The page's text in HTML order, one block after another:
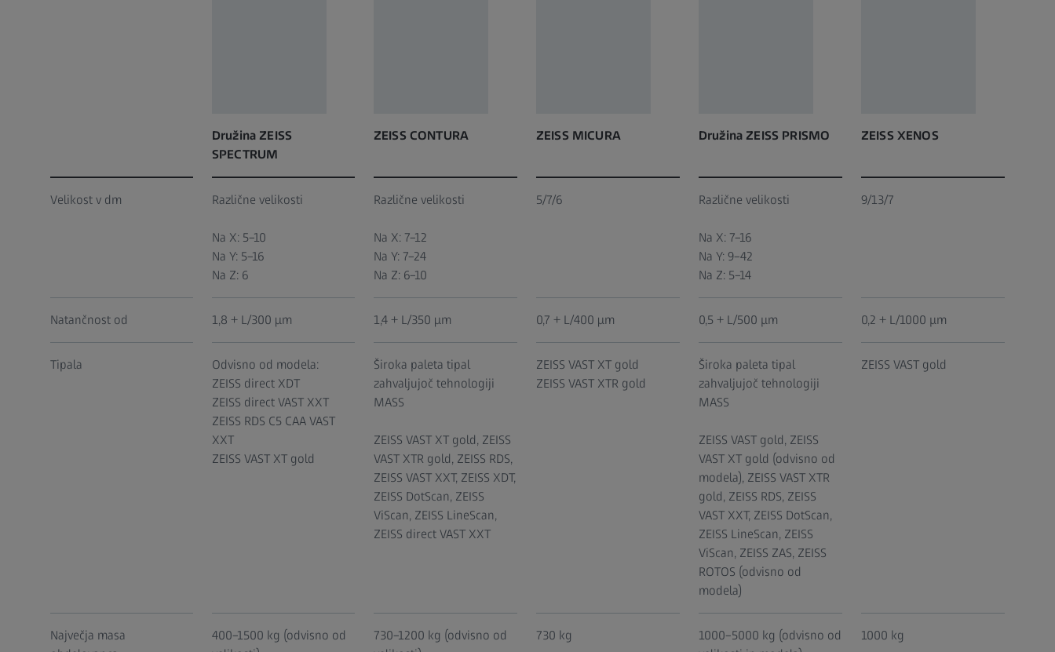
Družina ZEISS
SPECTRUM
ZEISS CONTURA ZEISS MICURA Družina ZEISS PRISMO ZEISS XENOS
Velikost v dm Različne velikosti
Na X: 5–10
Na Y: 5–16
Na Z: 6
Različne velikosti
Na X: 7–12
Na Y: 7–24
Na Z: 6–10
5/7/6 Različne velikosti
Na X: 7–16
Na Y: 9–42
Na Z: 5–14
9/13/7
Natančnost od 1,8 + L/300 µm 1,4 + L/350 µm 0,7 + L/400 µm 0,5 + L/500 μm 0,2 + L/1000 μm
Tipala
Odvisno od modela:
ZEISS direct XDT
ZEISS direct VAST XXT
ZEISS RDS C5 CAA VAST
XXT
ZEISS VAST XT gold
Široka paleta tipal
zahvaljujoč tehnologiji
MASS
ZEISS VAST XT gold, ZEISS
VAST XTR gold, ZEISS RDS,
ZEISS VAST XXT, ZEISS XDT,
ZEISS DotScan, ZEISS
ViScan, ZEISS LineScan,
ZEISS direct VAST XXT
ZEISS VAST XT gold
ZEISS VAST XTR gold
Široka paleta tipal
zahvaljujoč tehnologiji
MASS
ZEISS VAST gold, ZEISS
VAST XT gold (odvisno od
modela), ZEISS VAST XTR
gold, ZEISS RDS, ZEISS
VAST XXT, ZEISS DotScan,
ZEISS LineScan, ZEISS
ViScan, ZEISS ZAS, ZEISS
ROTOS (odvisno od
modela)
ZEISS VAST gold
Največja masa
400–1500 kg (odvisno od
730–1200 kg (odvisno od
730 kg
1000–5000 kg (odvisno od
1000 kg